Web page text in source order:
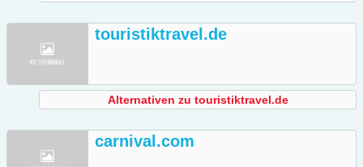
touristiktravel.de
Alternativen zu touristiktravel.de
carnival.com